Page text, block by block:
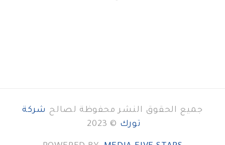
جميع الحقوق النشر محفوظة لصالح شركة
تورك © 2023